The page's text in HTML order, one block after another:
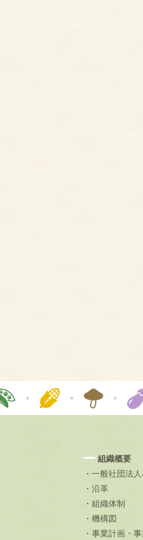
組織概要
・一般社団法
・沿革
・組織体制
・機構図
・事業計画・